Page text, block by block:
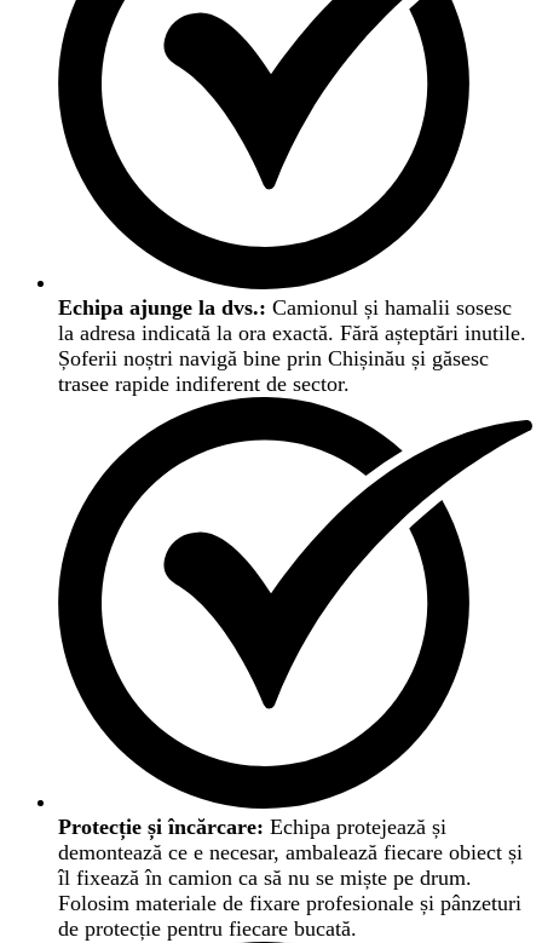
Echipa ajunge la dvs.: Camionul și hamalii sosesc
la adresa indicată la ora exactă. Fără așteptări inutile.
Șoferii noștri navigă bine prin Chișinău și găsesc
trasee rapide indiferent de sector.
Protecție și încărcare: Echipa protejează și
demontează ce e necesar, ambalează fiecare obiect și
îl fixează în camion ca să nu se miște pe drum.
Folosim materiale de fixare profesionale și pânzeturi
de protecție pentru fiecare bucată.